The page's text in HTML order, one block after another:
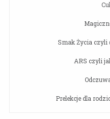
Smak Życia czyli
ARS czyli
Prelekcje dla